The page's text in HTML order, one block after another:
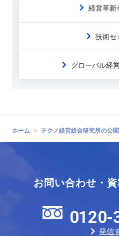
経営革新
技術セ
グローバル経
ホーム テクノ経営総合研究所の公
お問い合わせ・
0120-
発信